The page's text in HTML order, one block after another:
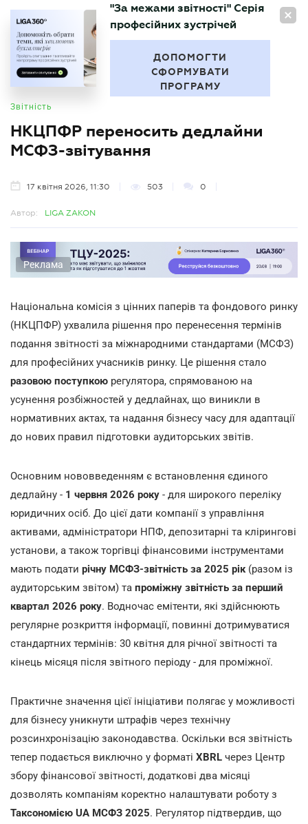
UA
БУХГАЛТЕР
"За межами звітності" Серія
професійних зустрічей
ДОПОМОГТИ
СФОРМУВАТИ
ПРОГРАМУ
Звітність
НКЦПФР переносить дедлайни
МСФЗ-звітування
17 квітня 2026, 11:30 503 0
Автор: LIGA ZAKON
Реклама
Національна комісія з цінних паперів та фондового ринку
(НКЦПФР) ухвалила рішення про перенесення термінів
подання звітності за міжнародними стандартами (МСФЗ)
для професійних учасників ринку. Це рішення стало
разовою поступкою регулятора, спрямованою на
усунення розбіжностей у дедлайнах, що виникли в
нормативних актах, та надання бізнесу часу для адаптації
до нових правил підготовки аудиторських звітів.
Основним нововведенням є встановлення єдиного
дедлайну - 1 червня 2026 року - для широкого переліку
юридичних осіб. До цієї дати компанії з управління
активами, адміністратори НПФ, депозитарні та клірингові
установи, а також торгівці фінансовими інструментами
мають подати річну МСФЗ-звітність за 2025 рік(разом із
аудиторським звітом) та проміжну звітність за перший
квартал 2026 року. Водночас емітенти, які здійснюють
регулярне розкриття інформації, повинні дотримуватися
стандартних термінів: 30 квітня для річної звітності та
кінець місяця після звітного періоду - для проміжної.
Практичне значення цієї ініціативи полягає у можливості
для бізнесу уникнути штрафів через технічну
розсинхронізацію законодавства. Оскільки вся звітність
тепер подається виключно у форматі XBRL через Центр
збору фінансової звітності, додаткові два місяці
дозволять компаніям коректно налаштувати роботу з
Таксономією UA МСФЗ 2025. Регулятор підтвердив, що